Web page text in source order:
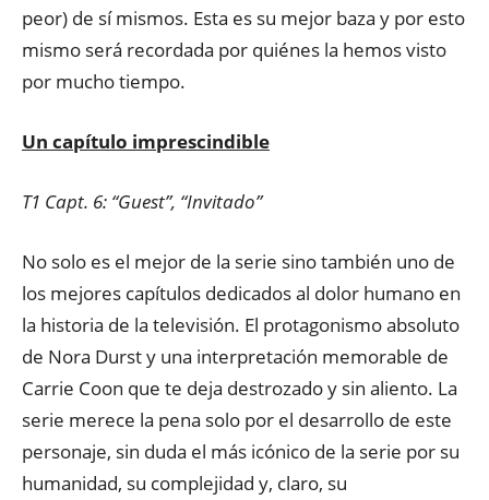
peor) de sí mismos. Esta es su mejor baza y por esto
mismo será recordada por quiénes la hemos visto
por mucho tiempo.
Un capítulo imprescindible
T1 Capt. 6: “Guest”, “Invitado”
No solo es el mejor de la serie sino también uno de
los mejores capítulos dedicados al dolor humano en
la historia de la televisión. El protagonismo absoluto
de Nora Durst y una interpretación memorable de
Carrie Coon que te deja destrozado y sin aliento. La
serie merece la pena solo por el desarrollo de este
personaje, sin duda el más icónico de la serie por su
humanidad, su complejidad y, claro, su